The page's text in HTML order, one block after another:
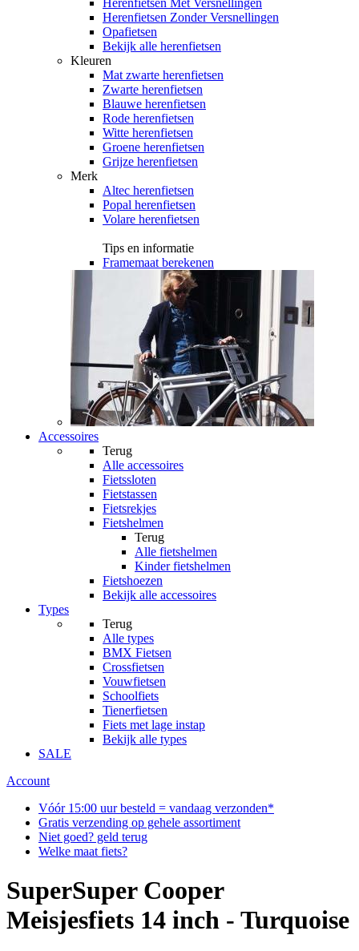
Herenfietsen Met Versnellingen
Herenfietsen Zonder Versnellingen
Opafietsen
Bekijk alle herenfietsen
Kleuren
Mat zwarte herenfietsen
Zwarte herenfietsen
Blauwe herenfietsen
Rode herenfietsen
Witte herenfietsen
Groene herenfietsen
Grijze herenfietsen
Merk
Altec herenfietsen
Popal herenfietsen
Volare herenfietsen
Tips en informatie
Framemaat berekenen
Accessoires
Terug
Alle accessoires
Fietssloten
Fietstassen
Fietsrekjes
Fietshelmen
Terug
Alle fietshelmen
Kinder fietshelmen
Fietshoezen
Bekijk alle accessoires
Types
Terug
Alle types
BMX Fietsen
Crossfietsen
Vouwfietsen
Schoolfiets
Tienerfietsen
Fiets met lage instap
Bekijk alle types
SALE
Account
Vóór 15:00 uur besteld = vandaag verzonden*
Gratis verzending op gehele assortiment
Niet goed? geld terug
Welke maat fiets?
SuperSuper Cooper
Meisjesfiets 14 inch - Turquoise